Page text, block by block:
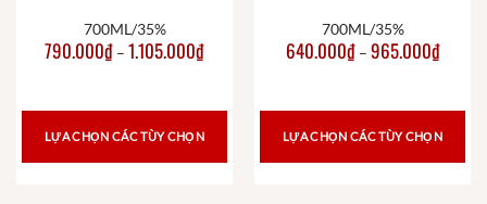
700ML/35%
790.000₫ – 1.105.000₫
LỰA CHỌN CÁC TÙY CHỌN
700ML/35%
640.000₫ – 965.000₫
LỰA CHỌN CÁC TÙY CHỌN